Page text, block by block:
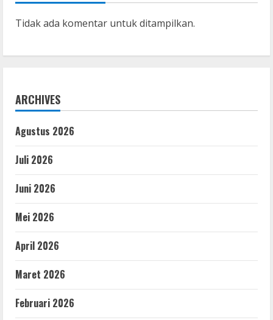
Tidak ada komentar untuk ditampilkan.
ARCHIVES
Agustus 2026
Juli 2026
Juni 2026
Mei 2026
April 2026
Maret 2026
Februari 2026